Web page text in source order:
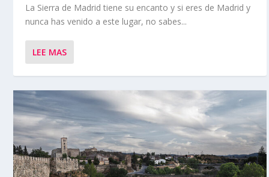
La Sierra de Madrid tiene su encanto y si eres de Madrid y
nunca has venido a este lugar, no sabes...
LEE MAS